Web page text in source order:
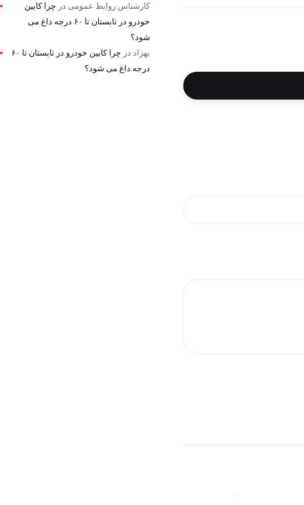
کارشناس روابط عمومی در چرا کابین
خودرو در تابستان تا ۶۰ درجه داغ می
شود؟
بهزاد در
چرا کابین خودرو در تابستان تا ۶۰
درجه داغ می شود؟